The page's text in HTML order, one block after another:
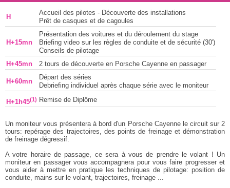
H
Accueil des pilotes - Découverte des installations
Prêt de casques et de cagoules
H+15mn
Présentation des voitures et du déroulement du stage
Briefing video sur les règles de conduite et de sécurité (30')
Conseils de pilotage
H+45mn
2 tours de découverte en Porsche Cayenne en passager
H+60mn
Départ des séries
Debriefing individuel après chaque série avec le moniteur
H+1h45(1) Remise de Diplôme
Un moniteur vous présentera à bord d'un Porsche Cayenne le circuit sur 2
tours: repérage des trajectoires, des points de freinage et démonstration
de freinage dégressif.
A votre horaire de passage, ce sera à vous de prendre le volant ! Un
moniteur en passager vous accompagnera pour vous faire progresser et
vous aider à mettre en pratique les techniques de pilotage: position de
conduite, mains sur le volant, trajectoires, freinage ...